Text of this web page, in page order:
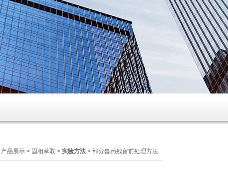
产品展示 > 固相萃取 > 实验方法 > 部分兽药残留前处理方法